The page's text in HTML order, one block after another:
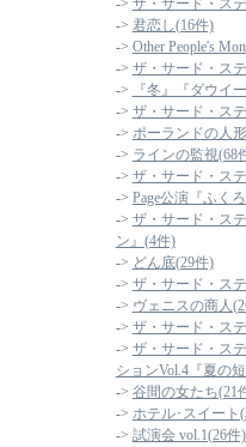
-> ザ・サード・ス
-> 君恋し(16件)
-> Other People's
-> ザ・サード・ス
->
『冬』『ダウイ
-> ザ・サード・ス
-> ポーランドの人
-> ラインの監視(68
-> ザ・サード・ス
-> Page公演『ふく
-> ザ・サード・ス
ン』(4件)
-> どん底(29件)
-> ザ・サード・ス
-> ヴェニスの商人
-> ザ・サード・ス
-> ザ・サード・ス
ションVol.4『夏の
-> 谷間の女たち(21
-> ホテル･スイート
-> 試演会 vol.1(26件)